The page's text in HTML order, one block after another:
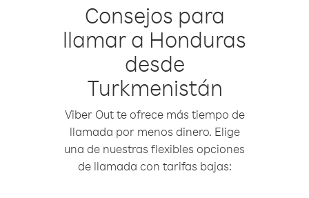
Consejos para
llamar a Honduras
desde
Turkmenistán
Viber Out te ofrece más tiempo de
llamada por menos dinero. Elige
una de nuestras flexibles opciones
de llamada con tarifas bajas: